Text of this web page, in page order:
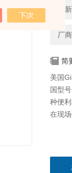
更
厂
简
美国
国型
种便
在现